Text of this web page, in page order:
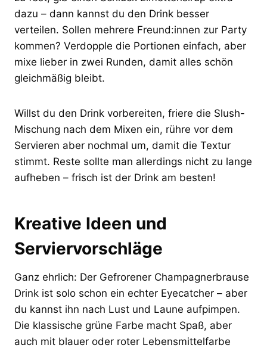
dazu – dann kannst du den Drink besser
verteilen. Sollen mehrere Freund:innen zur Party
kommen? Verdopple die Portionen einfach, aber
mixe lieber in zwei Runden, damit alles schön
gleichmäßig bleibt.
Willst du den Drink vorbereiten, friere die Slush-
Mischung nach dem Mixen ein, rühre vor dem
Servieren aber nochmal um, damit die Textur
stimmt. Reste sollte man allerdings nicht zu lange
aufheben – frisch ist der Drink am besten!
Kreative Ideen und
Serviervorschläge
Ganz ehrlich: Der Gefrorener Champagnerbrause
Drink ist solo schon ein echter Eyecatcher – aber
du kannst ihn nach Lust und Laune aufpimpen.
Die klassische grüne Farbe macht Spaß, aber
auch mit blauer oder roter Lebensmittelfarbe